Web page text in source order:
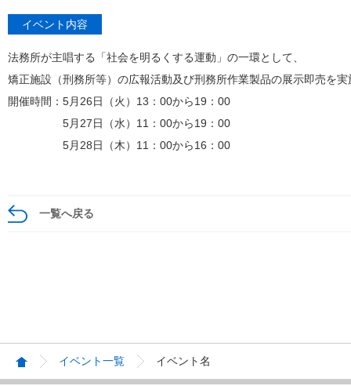
イベント内容
法務所が主唱する「社会を明るくする運動」の一環として、
矯正施設（刑務所等）の広報活動及び刑務所作業製品の展示即売を実
開催時間：5月26日（火）13：00から19：00
5月27日（水）11：00から19：00
5月28日（木）11：00から16：00
一覧へ戻る
イベント一覧 イベント名